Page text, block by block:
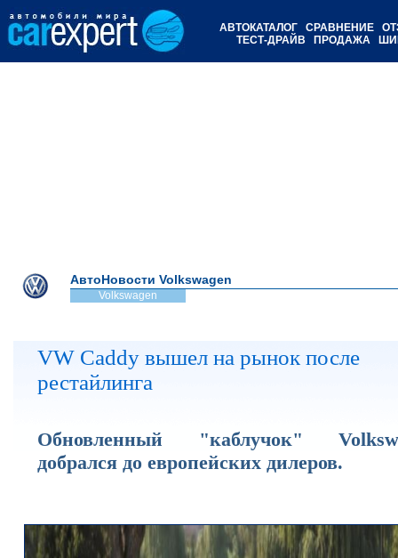
АВТОКАТАЛОГ СРАВНЕНИЕ
ТЕСТ-ДРАЙВ
ПРОДАЖА
АвтоНовости Volkswagen
Volkswagen
VW Caddy вышел на рынок после
рестайлинга
Обновленный "каблучок"
добрался до европейских дилеров.